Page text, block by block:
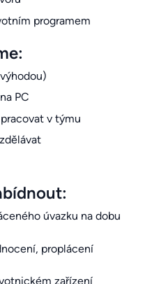
programem
PC
v týmu
úvazku na dobu
proplácení
zařízení